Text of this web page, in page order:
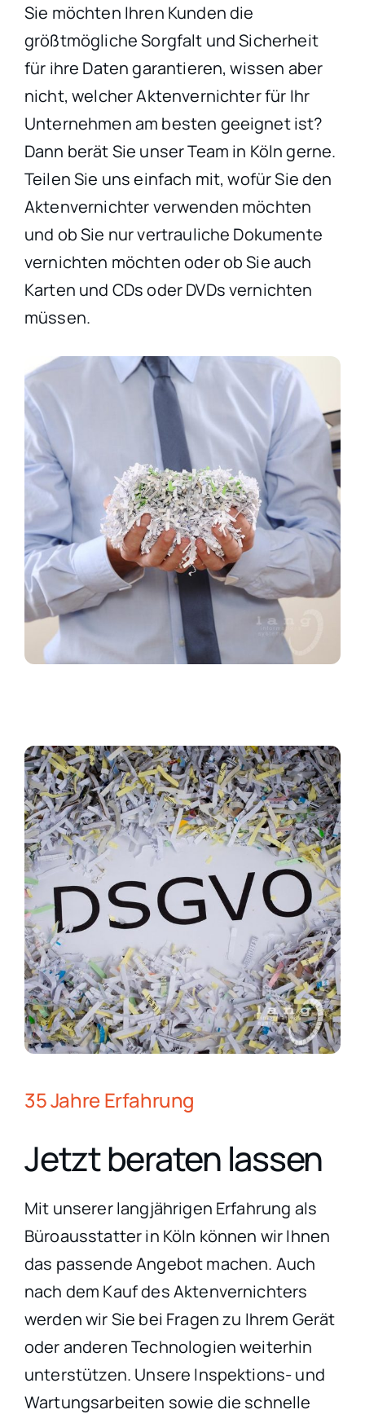
Sie möchten Ihren Kunden die
größtmögliche Sorgfalt und Sicherheit
für ihre Daten garantieren, wissen aber
nicht, welcher Aktenvernichter für Ihr
Unternehmen am besten geeignet ist?
Dann berät Sie unser Team in Köln gerne.
Teilen Sie uns einfach mit, wofür Sie den
Aktenvernichter verwenden möchten
und ob Sie nur vertrauliche Dokumente
vernichten möchten oder ob Sie auch
Karten und CDs oder DVDs vernichten
müssen.
35 Jahre Erfahrung
Jetzt beraten lassen
Mit unserer langjährigen Erfahrung als
Büroausstatter in Köln können wir Ihnen
das passende Angebot machen. Auch
nach dem Kauf des Aktenvernichters
werden wir Sie bei Fragen zu Ihrem Gerät
oder anderen Technologien weiterhin
unterstützen. Unsere Inspektions- und
Wartungsarbeiten sowie die schnelle